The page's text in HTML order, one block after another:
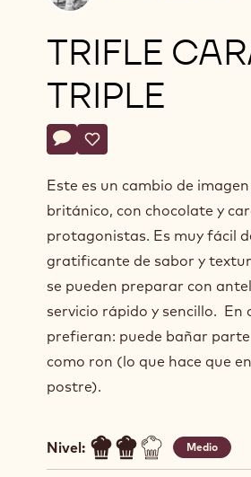
TRIFLE
TRIPLE
Actions
Escriba un comentario
- Trifle Caramel triple
Guardar
- Trifle Caramel triple
Este es un cambio de
británico, con chocolate y
protagonistas. Es muy fácil
gratificante de sabor y
se pueden preparar con
servicio rápido y sencillo. En
prefieran: puede bañar
como ron (lo que hace que
postre).
Nivel: Medio